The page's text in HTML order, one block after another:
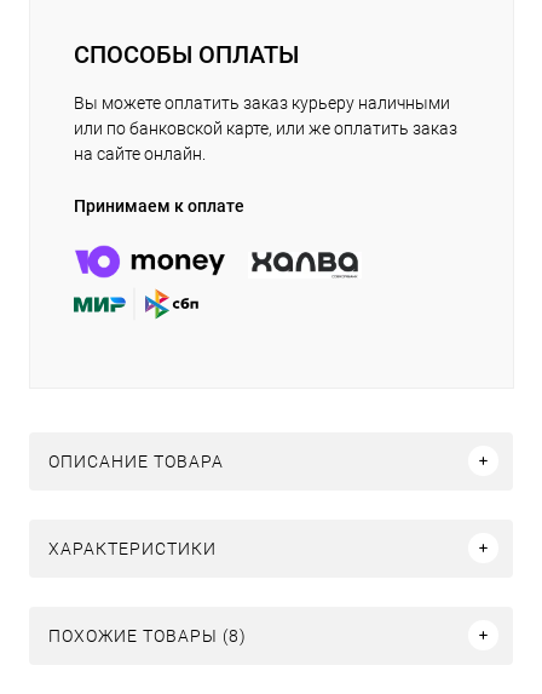
СПОСОБЫ ОПЛАТЫ
Вы можете оплатить заказ курьеру наличными
или по банковской карте, или же оплатить заказ
на сайте онлайн.
Принимаем к оплате
ОПИСАНИЕ ТОВАРА
ХАРАКТЕРИСТИКИ
ПОХОЖИЕ ТОВАРЫ (8)